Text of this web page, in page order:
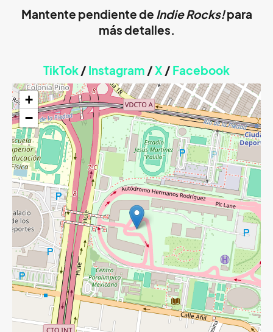
Mantente pendiente de Indie Rocks!para
más detalles.
TikTok/ Instagram /X / Facebook
+
−